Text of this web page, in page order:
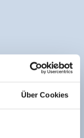
Über Cookies